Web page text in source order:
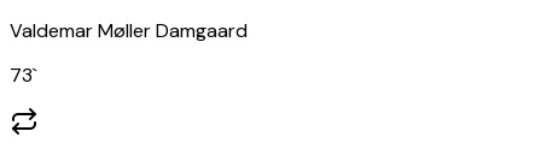
Valdemar Møller Damgaard
73`